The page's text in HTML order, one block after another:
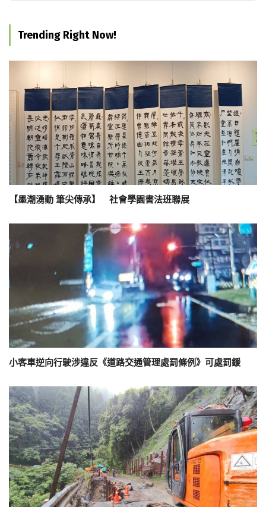
Trending Right Now!
【墨潮湧動 筆尖傳承】 社會學園書法班聯展
小客車逆向行駛涉違反《道路交通管理處罰條例》可處罰鍰